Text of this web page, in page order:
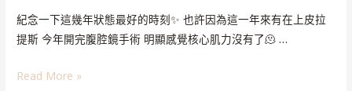
紀念一下這幾年狀態最好的時刻✨ 也許因為這一年來有在上皮拉
提斯 今年開完腹腔鏡手術 明顯感覺核心肌力沒有了🫠 …
Read More »